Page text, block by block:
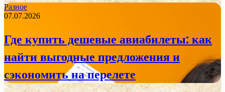
Разное
07.07.2026
Где купить дешевые авиабилеты: как
найти выгодные предложения и
сэкономить на перелете